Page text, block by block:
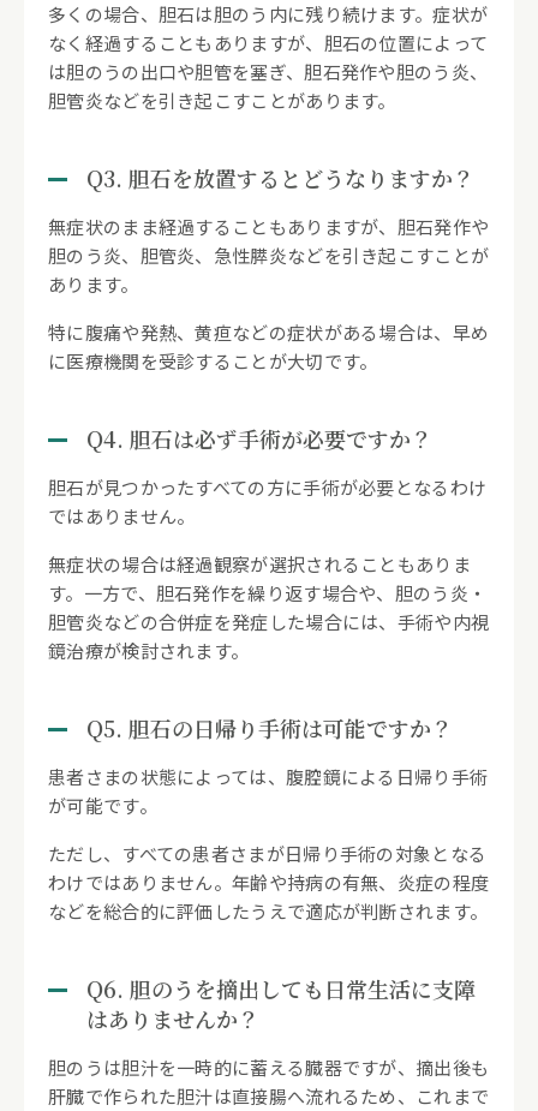
多くの場合、胆石は胆のう内に残り続けます。症状が
なく経過することもありますが、胆石の位置によって
は胆のうの出口や胆管を塞ぎ、胆石発作や胆のう炎、
胆管炎などを引き起こすことがあります。
Q3. 胆石を放置するとどうなりますか？
無症状のまま経過することもありますが、胆石発作や
胆のう炎、胆管炎、急性膵炎などを引き起こすことが
あります。
特に腹痛や発熱、黄疸などの症状がある場合は、早め
に医療機関を受診することが大切です。
Q4. 胆石は必ず手術が必要ですか？
胆石が見つかったすべての方に手術が必要となるわけ
ではありません。
無症状の場合は経過観察が選択されることもありま
す。一方で、胆石発作を繰り返す場合や、胆のう炎・
胆管炎などの合併症を発症した場合には、手術や内視
鏡治療が検討されます。
Q5. 胆石の日帰り手術は可能ですか？
患者さまの状態によっては、腹腔鏡による日帰り手術
が可能です。
ただし、すべての患者さまが日帰り手術の対象となる
わけではありません。年齢や持病の有無、炎症の程度
などを総合的に評価したうえで適応が判断されます。
Q6. 胆のうを摘出しても日常生活に支障
はありませんか？
胆のうは胆汁を一時的に蓄える臓器ですが、摘出後も
肝臓で作られた胆汁は直接腸へ流れるため、これまで